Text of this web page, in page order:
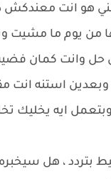
هو انت معندكش
من يوم ما مشيت
وانت كمان
، وبعدين استنه
ايه يخليك
بتردد ، هل سيخبره